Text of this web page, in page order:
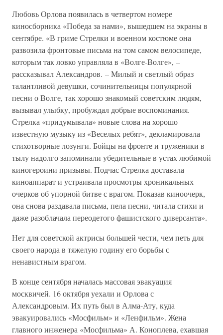
Любовь Орлова появилась в четвертом номере
киносборника «Победа за нами», вышедшем на экраны в
сентябре. «В гриме Стрелки и военном костюме она
развозила фронтовые письма на том самом велосипеде,
которым так ловко управляла в «Волге-Волге», –
рассказывал Александров. – Милый и светлый образ
талантливой девушки, сочинительницы популярной
песни о Волге, так хорошо знакомый советским людям,
вызывал улыбку, пробуждал добрые воспоминания.
Стрелка «придумывала» новые слова на хорошо
известную музыку из «Веселых ребят», декламировала
стихотворные лозунги. Бойцы на фронте и труженики в
тылу надолго запоминали убедительные в устах любимой
киногероини призывы. Подчас Стрелка доставала
киноаппарат и устраивала просмотры хроникальных
очерков об упорной битве с врагом. Показав киноочерк,
она снова раздавала письма, пела песни, читала стихи и
даже разоблачала переодетого фашистского диверсанта».
Нет для советской актрисы большей чести, чем петь для
своего народа в тяжелую годину его борьбы с
ненавистным врагом.
В конце сентября началась массовая эвакуация
москвичей. 16 октября уехали и Орлова с
Александровым. Их путь был в Алма-Ату, куда
эвакуировались «Мосфильм» и «Ленфильм». Жена
главного инженера «Мосфильма» А. Коноплева, ехавшая